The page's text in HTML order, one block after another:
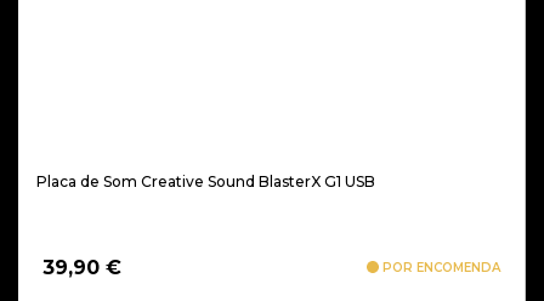
Placa de Som Creative Sound BlasterX G1 USB
39,90 € POR ENCOMENDA